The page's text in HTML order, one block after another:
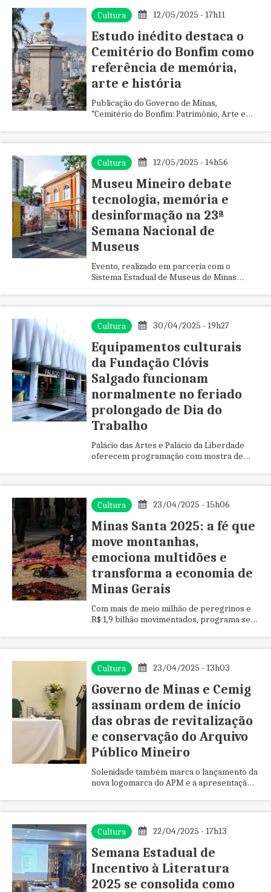
Cultura 12/05/2025 - 17h11
Estudo inédito destaca o
Cemitério do Bonfim como
referência de memória,
arte e história
Publicação do Governo de Minas,
“Cemitério do Bonfim: Patrimônio, Arte e
Cultura 12/05/2025 - 14h56
Museu Mineiro debate
tecnologia, memória e
desinformação na 23ª
Semana Nacional de
Museus
Evento, realizado em parceria com o
Sistema Estadual de Museus de Minas
Cultura 30/04/2025 - 19h27
Equipamentos culturais
da Fundação Clóvis
Salgado funcionam
normalmente no feriado
prolongado de Dia do
Trabalho
Palácio das Artes e Palácio da Liberdade
oferecem programação com mostra de
Cultura 23/04/2025 - 15h06
Minas Santa 2025: a fé que
move montanhas,
emociona multidões e
transforma a economia de
Minas Gerais
Com mais de meio milhão de peregrinos e
R$ 1,9 bilhão movimentados, programa se
Cultura 23/04/2025 - 13h03
Governo de Minas e Cemig
assinam ordem de início
das obras de revitalização
e conservação do Arquivo
Público Mineiro
Solenidade também marca o lançamento da
nova logomarca do APM e a apresentação
Cultura 22/04/2025 - 17h13
Semana Estadual de
Incentivo à Literatura
2025 se consolida como